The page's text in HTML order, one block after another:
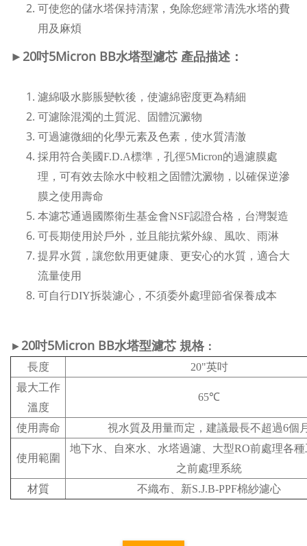
可使您的儲水塔保持清潔，免除您經常清洗水塔的費
用及麻煩
► 20吋5Micron BB水塔型濾芯 產品描述 ：
濾綿吸水膨脹變軟後，使濾綿密度更為精細
可濾除混濁的土質泥、固體沉澱物
可過濾微細的化學元素及色素，使水質清澈
採用符合美國F.D.A標準，孔徑5Micron的過濾膜處
理，可有效去除水中較粗之固體沈澱物，以確保逆滲
膜之使用壽命
本濾芯通過國際衛生基金會NSF認證合格，台灣製造
可長期使用於戶外，並且能抗紫外線、風吹、雨淋
提昇水質，讓您飲用更健康、更安心的水質，適合大
流量使用
可自行DIY拆裝濾心，不須委外處理節省保養成本
► 20吋5Micron BB水塔型濾芯 規格：
長度
20"英吋
最大工作
溫度
65℃
使用壽命 視水質及用量而定，建議最長不超過6個
使用範圍
地下水、自來水、水塔過濾、大型RO前處理各
之前處理系統
材質
不織布、新S.J.B-PPF棉紗濾心